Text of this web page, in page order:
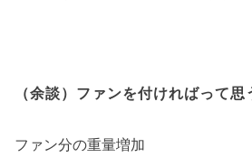
（余談）ファンを付ければって
ファン分の重量増加